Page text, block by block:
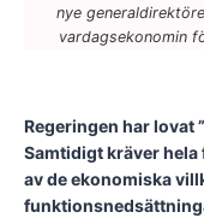
nye
vardagsekonomin
Regeringen har lovat
Samtidigt kräver
av de ekonomiska